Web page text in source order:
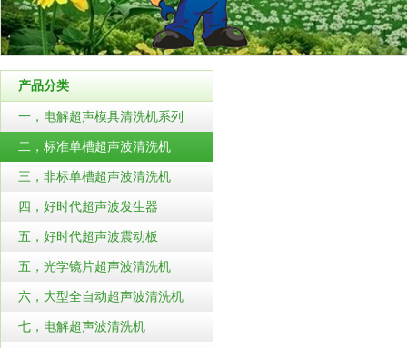
产品分类
一，电解超声模具清洗机系列
二，标准单槽超声波清洗机
三，非标单槽超声波清洗机
四，好时代超声波发生器
五，好时代超声波震动板
五，光学镜片超声波清洗机
六，大型全自动超声波清洗机
七，电解超声波清洗机